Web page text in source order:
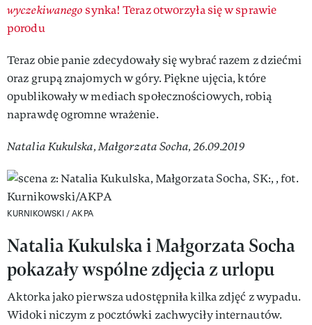
wyczekiwanegosynka! Teraz otworzyła się w sprawie
porodu
Teraz obie panie zdecydowały się wybrać razem z dziećmi
oraz grupą znajomych w góry. Piękne ujęcia, które
opublikowały w mediach społecznościowych, robią
naprawdę ogromne wrażenie.
Natalia Kukulska, Małgorzata Socha, 26.09.2019
KURNIKOWSKI / AKPA
Natalia Kukulska i Małgorzata Socha
pokazały wspólne zdjęcia z urlopu
Aktorka jako pierwsza udostępniła kilka zdjęć z wypadu.
Widoki niczym z pocztówki zachwyciły internautów.